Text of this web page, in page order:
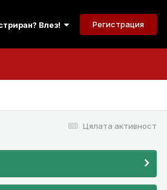
Влез! Регистрация
Цялата активност